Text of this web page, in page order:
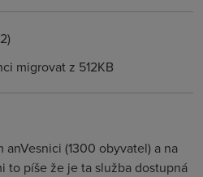
migrovat z 512KB
(1300 obyvatel) a na
to píše že je ta služba dostupná